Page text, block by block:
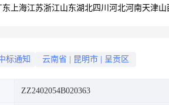
东 上海江苏浙江山东湖北四川 河北河南天津山
标通知 云南省 昆明市 呈贡区
ZZ2402054B020363